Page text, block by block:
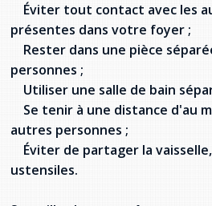
Éviter tout contact avec les
présentes dans votre foyer ;
Rester dans une pièce
personnes ;
Utiliser une salle de bain
Se tenir à une distance d'au
autres personnes ;
Éviter de partager la
ustensiles.